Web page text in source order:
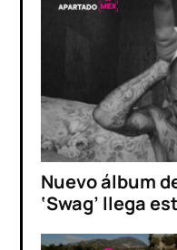
Nuevo álbum
‘Swag’ llega